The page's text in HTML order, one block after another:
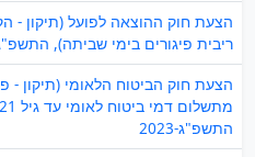
הצעת חוק ההוצאה לפועל (תיקון -
ריבית פיגורים בימי שביתה), התשפ"ג-
הצעת חוק הביטוח הלאומי (תיקון -
התשפ"ג-2023